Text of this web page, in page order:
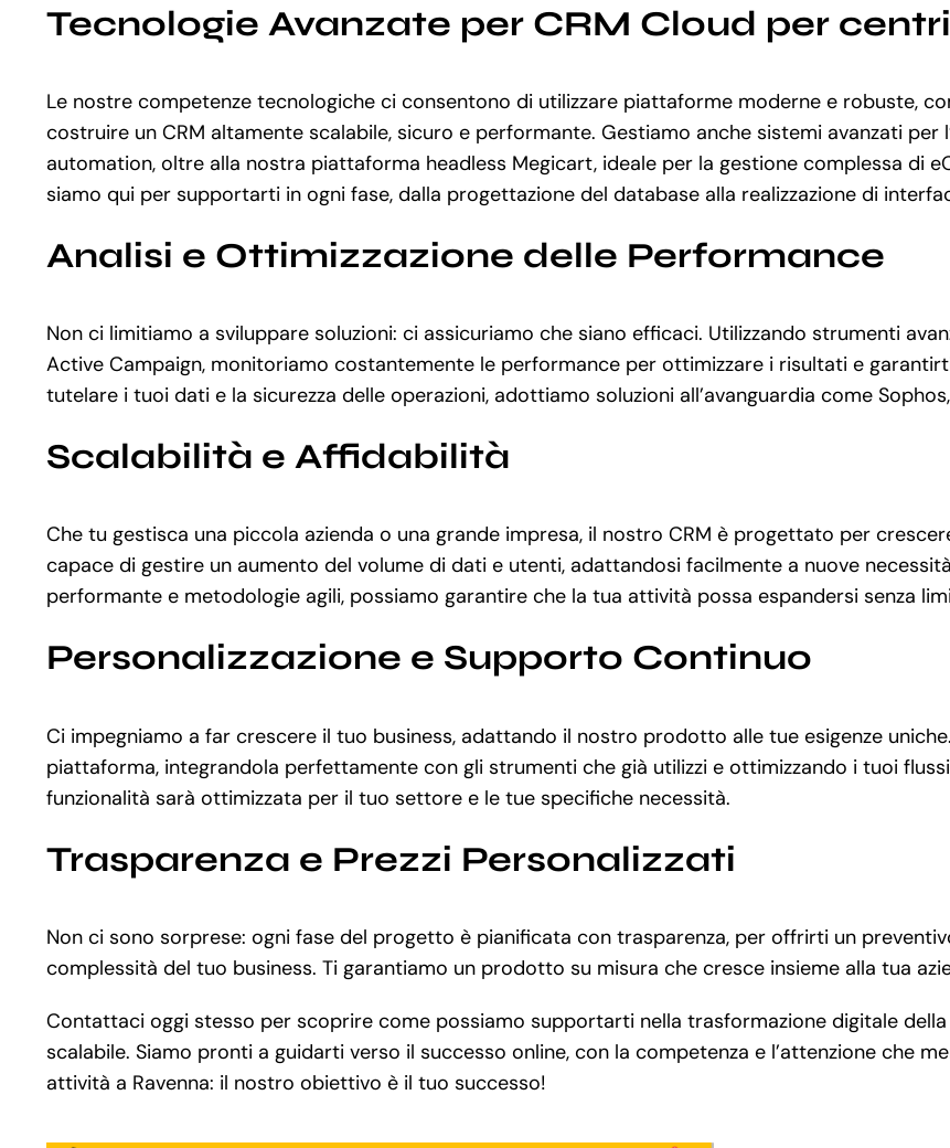
Tecnologie Avanzate per CRM Cloud per
Le nostre competenze tecnologiche ci consentono di utilizzare piattaforme moderne e robuste,
costruire un CRM altamente scalabile, sicuro e performante. Gestiamo anche sistemi avanzati per
automation, oltre alla nostra piattaforma headless Megicart, ideale per la gestione complessa di
siamo qui per supportarti in ogni fase, dalla progettazione del database alla realizzazione di
Analisi e Ottimizzazione delle Performance
Non ci limitiamo a sviluppare soluzioni: ci assicuriamo che siano efficaci. Utilizzando strumenti
Active Campaign, monitoriamo costantemente le performance per ottimizzare i risultati e
tutelare i tuoi dati e la sicurezza delle operazioni, adottiamo soluzioni all’avanguardia come
Scalabilità e Affidabilità
Che tu gestisca una piccola azienda o una grande impresa, il nostro CRM è progettato per
capace di gestire un aumento del volume di dati e utenti, adattandosi facilmente a nuove
performante e metodologie agili, possiamo garantire che la tua attività possa espandersi senza
Personalizzazione e Supporto Continuo
Ci impegniamo a far crescere il tuo business, adattando il nostro prodotto alle tue esigenze
piattaforma, integrandola perfettamente con gli strumenti che già utilizzi e ottimizzando i tuoi
funzionalità sarà ottimizzata per il tuo settore e le tue specifiche necessità.
Trasparenza e Prezzi Personalizzati
Non ci sono sorprese: ogni fase del progetto è pianificata con trasparenza, per offrirti un
complessità del tuo business. Ti garantiamo un prodotto su misura che cresce insieme alla tua
Contattaci oggi stesso per scoprire come possiamo supportarti nella trasformazione digitale
scalabile. Siamo pronti a guidarti verso il successo online, con la competenza e l’attenzione che
attività a Ravenna: il nostro obiettivo è il tuo successo!